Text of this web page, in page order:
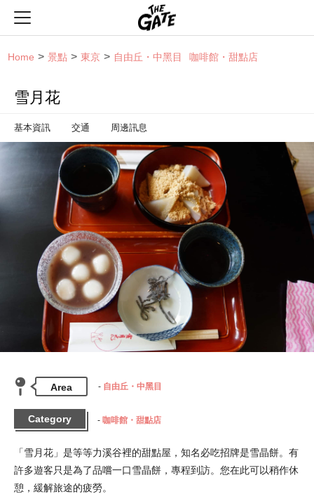
Home 景點 東京 自由丘・中黑目 咖啡館・甜點店
雪月花
基本資訊 交通 周邊訊息
Area 自由丘・中黑目
Category 咖啡館・甜點店
「雪月花」是等等力溪谷裡的甜點屋，知名必吃招牌是雪晶餅。有
許多遊客只是為了品嚐一口雪晶餅，專程到訪。您在此可以稍作休
憩，緩解旅途的疲勞。